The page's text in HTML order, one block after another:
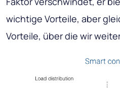
wichtige Vorteile, aber
Vorteile, über die wir